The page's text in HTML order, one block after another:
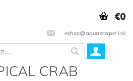
eshop@aquascaperi.sk
€0
CRAB